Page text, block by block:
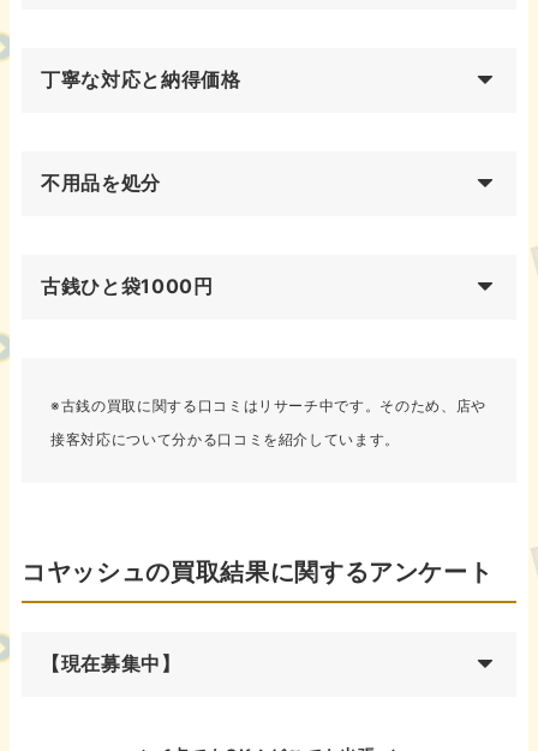
丁寧な対応と納得価格
不用品を処分
古銭ひと袋1000円
※古銭の買取に関する口コミはリサーチ中です。そのため、店や
接客対応について分かる口コミを紹介しています。
コヤッシュの買取結果に関するアンケート
【現在募集中】